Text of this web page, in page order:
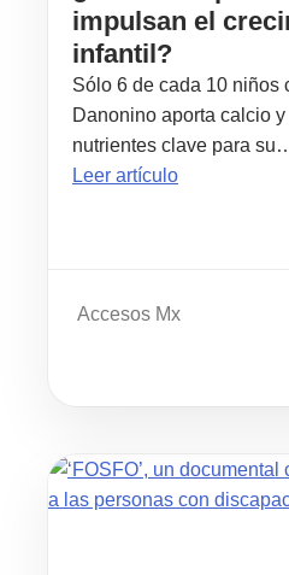
impulsan el
infantil?
Sólo 6 de cada 10 niños
Danonino aporta calcio
nutrientes clave para
Leer artículo
Accesos Mx